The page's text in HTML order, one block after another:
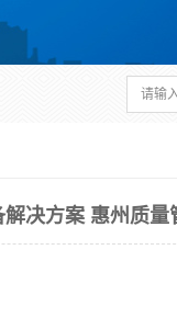
决方案 惠州质量